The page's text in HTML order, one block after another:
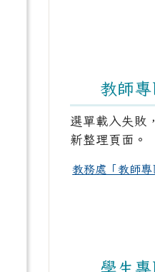
教師專
選單載入失敗
新整理頁面。
教務處「教師專
學生專